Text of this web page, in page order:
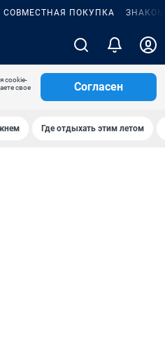
СОВМЕСТНАЯ ПОКУПКА
cookie-
свое
Согласен
Где отдыхать этим летом